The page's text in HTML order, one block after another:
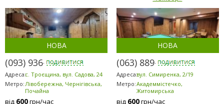
НОВА
(093) 936-7869
Адреса:с. Троєщина, вул. Садова, 24
Метро: Лівобережна, Чернігівська,
Почайна
від 600грн/час
НОВА
(063) 889-6200
Адреса:вул. Симиренка, 2/19
Метро:Академмістечко,
Житомирська
від 600грн/час